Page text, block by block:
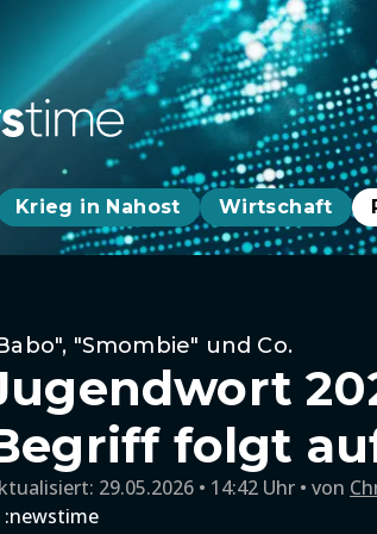
Krieg in Nahost Wirtschaft
"Smombie" und Co.
folgt
29.05.2026 • 14:42 Uhr von
:newstime